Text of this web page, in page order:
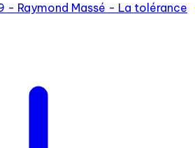
- Raymond Massé - La tolérance